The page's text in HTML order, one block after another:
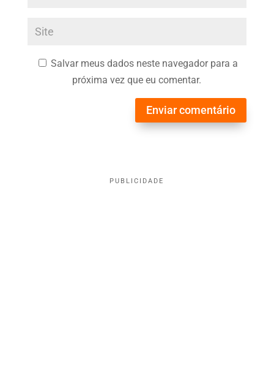
Salvar meus dados neste navegador para a
próxima vez que eu comentar.
Enviar comentário
PUBLICIDADE